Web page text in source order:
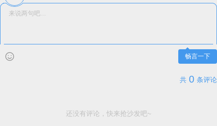
畅言一下
共 0 条评论
还没有评论，快来抢沙发吧~